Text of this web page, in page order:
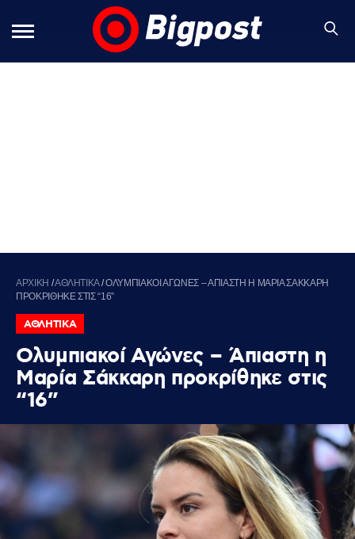
ΑΡΧΙΚΗ /ΑΘΛΗΤΙΚΑ/ΟΛΥΜΠΙΑΚΟΙ ΑΓΩΝΕΣ – ΑΠΙΑΣΤΗ Η ΜΑΡΙΑ ΣΑΚΚΑΡΗ
ΠΡΟΚΡΙΘΗΚΕ ΣΤΙΣ “16”
ΑΘΛΗΤΙΚΑ
Ολυμπιακοί Αγώνες – Άπιαστη η
Μαρία Σάκκαρη προκρίθηκε στις
“16”